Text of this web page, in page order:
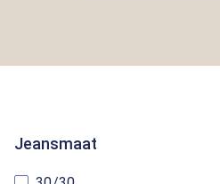
Jeansmaat